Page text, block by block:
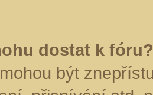
dostat k fóru?
být